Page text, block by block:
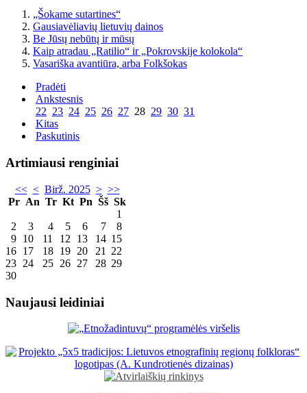
„Šokame sutartines“
Gausiavėliavių lietuvių dainos
Be Jūsų nebūtų ir mūsų
Kaip atradau „Ratilio“ ir „Pokrovskije kolokola“
Vasariška avantiūra, arba Folkšokas
Pradėti
Ankstesnis
22 23 24 25 26 27 28 29 30 31
Kitas
Paskutinis
Artimiausi renginiai
<< < Birž. 2025 > >>
Pr An Tr Kt Pn Šš Sk
1
2
3 4 5 6 7
8
9 10 11 12 13 14 15
16 17 18 19 20 21
22
23 24 25 26 27 28 29
30
Naujausi leidiniai